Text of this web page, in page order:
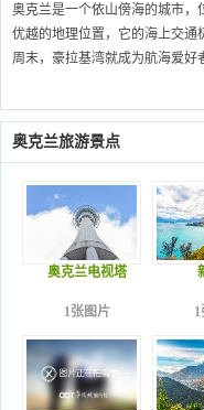
奥克兰是一个依山傍海的城市，
优越的地理位置，它的海上交通
周末，豪拉基湾就成为航海爱
奥克兰有很多的风格迥异的画
奥克兰旅游景点
奥克兰电视塔
1张图片